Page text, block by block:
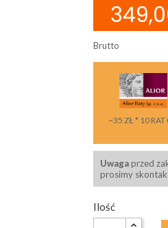
Brutto
~35 ZŁ * 10 RAT
Uwagaprzed
prosimy
Ilość